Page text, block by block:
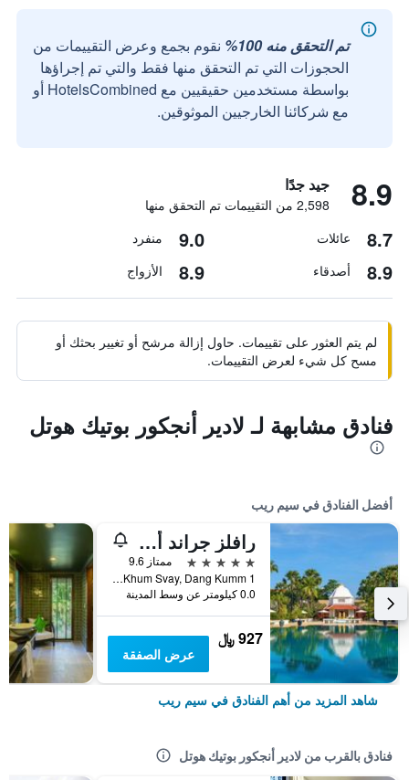
تم التحقق منه 100%
نقوم بجمع وعرض التقييمات من
الحجوزات التي تم التحقق منها فقط والتي تم إجراؤها
بواسطة مستخدمين حقيقيين مع HotelsCombined أو
مع شركائنا الخارجيين الموثوقين.
8.9 جيد جدًا
2,598 من التقييمات تم التحقق منها
8.7 عائلات 9.0 منفرد
8.9 أصدقاء 8.9 الأزواج
لم يتم العثور على تقييمات. حاول إزالة مرشح أو تغيير بحثك أو
مسح كل شيء لعرض التقييمات.
فنادق مشابهة لـ لادير أنجكور بوتيك هوتل
أفضل الفنادق في سيم ريب
رافلز جراند أوتل دانجكور
5 نجوم
ممتاز 9.6
1 Vithei Charles de Gaulle, Khum Svay, Dang Kumm, سيم ريب, كمبوديا
0.0 كيلومتر عن وسط المدينة
927 ﷼
عرض الصفقة
شاهد المزيد من أهم الفنادق في سيم ريب
فنادق بالقرب من لادير أنجكور بوتيك هوتل